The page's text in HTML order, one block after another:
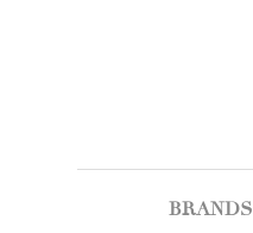
BRANDS